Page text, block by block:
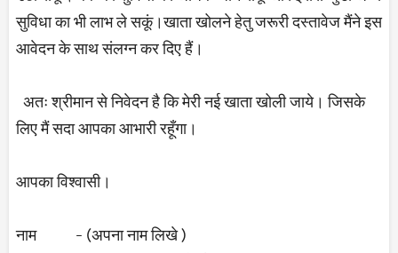
सुविधा का भी लाभ ले सकूं।खाता खोलने हेतु जरूरी दस्तावेज मैंने इस
आवेदन के साथ संलग्न कर दिए हैं।
अतः श्रीमान से निवेदन है कि मेरी नई खाता खोली जाये। जिसके
लिए मैं सदा आपका आभारी रहूँगा।
आपका विश्वासी।
नाम - (अपना नाम लिखे )